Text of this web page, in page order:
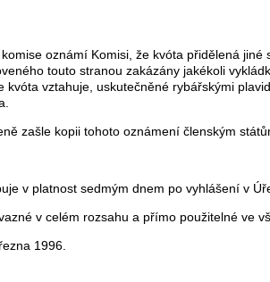
oznámí Komisi, že kvóta přidělená
touto stranou zakázány jakékoli
kvóta vztahuje, uskutečněné rybářskými
zašle kopii tohoto oznámení členským
v platnost sedmým dnem po vyhlášení v
v celém rozsahu a přímo použitelné ve
1996.